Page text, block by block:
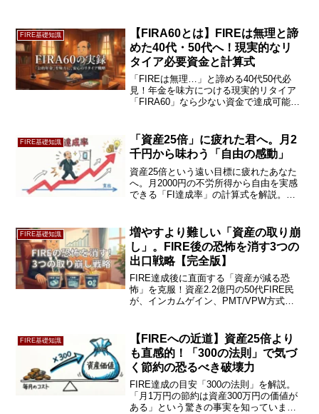
FIRE基礎知識
【FIRA60とは】FIREは無理と諦
めた40代・50代へ！現実的なリ
タイア必要資金と計算式
「FIREは無理…」と諦める40代50代必
見！年金を味方につける現実的リタイア
「FIRA60」なら少ない資金で達成可能で
極意を公開。今すぐ続きをチェック！
FIRE基礎知識
「資産25倍」に疲れた君へ。月2
千円から味わう「自由の感動」
資産25倍という遠い目標に疲れたあなた
へ。月2000円の不労所得から自由を実感
できる「FI達成率」の計算式を解説。ク
術で、FIREへのモチベーションを維持す
る方法を紹介します。
FIRE基礎知識
増やすより難しい「資産の取り崩
し」。FIRE後の恐怖を消す3つの
出口戦略【完全版】
FIRE達成後に直面する「資産が減る恐
怖」を克服！資産2.2億円の50代FIRE民
が、インカムゲイン、PMT/VPW方式、
く使い切る、実践的な取り崩し術を大公
開します。
FIRE基礎知識
【FIREへの近道】資産25倍より
も直感的！「300の法則」で気づ
く節約の恐るべき破壊力
FIRE達成の目安「300の法則」を解説。
「月1万円の節約は資産300万円の価値が
ある」という驚きの事実を知っています